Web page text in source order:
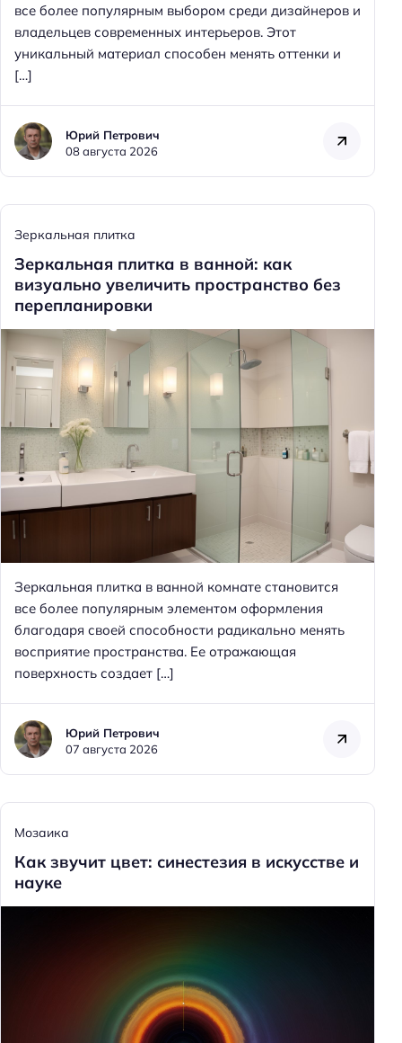
все более популярным выбором среди дизайнеров и
владельцев современных интерьеров. Этот
уникальный материал способен менять оттенки и
[…]
Юрий Петрович
08 августа 2026
Зеркальная плитка
Зеркальная плитка в ванной: как
визуально увеличить пространство без
перепланировки
Зеркальная плитка в ванной комнате становится
все более популярным элементом оформления
благодаря своей способности радикально менять
восприятие пространства. Ее отражающая
поверхность создает […]
Юрий Петрович
07 августа 2026
Мозаика
Как звучит цвет: синестезия в искусстве и
науке